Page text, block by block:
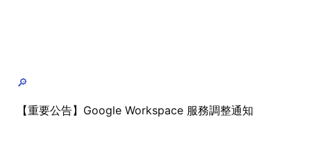
🔎
【重要公告】Google Workspace 服務調整通知